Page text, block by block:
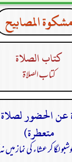
مشكوة المصابيح
كتاب الصلاة
كتاب الصلاة
عن الحضور
متعطرة)
لگا کر عشاء کی نماز